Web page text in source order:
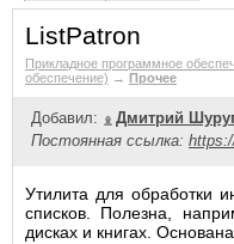
ListPatron
Прикладное программное
обеспечение) → Прочее
Добавил:
Дмитрий
Постоянная ссылка:
Утилита для обработки
списков. Полезна,
дисках и книгах.